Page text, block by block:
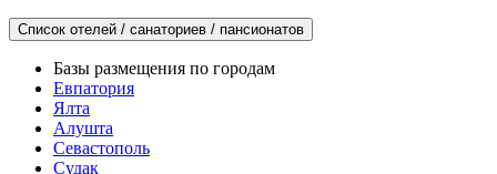
Список отелей / санаториев / пансионатов
Базы размещения по городам
Евпатория
Ялта
Алушта
Севастополь
Судак